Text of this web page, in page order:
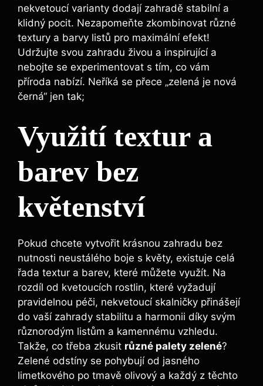
nekvetoucí varianty dodají zahradě ‌stabilní a
klidný pocit. Nezapomeňte zkombinovat různé
textury a barvy listů pro maximální ⁢efekt!
Udržujte svou ⁣zahradu živou ‍a inspirující a
nebojte se experimentovat s tím, ⁤co vám
příroda nabízí. Neříká⁣ se přece „zelená je nová
černá“ jen tak;
Využití textur a
barev ‌bez
květenství
Pokud ⁣chcete vytvořit krásnou zahradu bez
nutnosti neustálého boje s květy, existuje⁢ celá
řada ⁢textur a barev, které můžete využít.‍ Na
rozdíl od kvetoucích rostlin, které vyžadují
pravidelnou péči, nekvetoucí skalničky přinášejí⁤
do vaší ⁢zahrady stabilitu ‍a harmonii díky svým
různorodým listům a kamennému vzhledu.
Takže, co třeba zkusit různé palety ​zelené? ​
Zelené odstíny se pohybují od ​jasného
limetkového po tmavě olivový a každý z těchto